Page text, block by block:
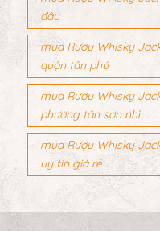
đâu
mua Rượu Whisky
quận tân phú
mua Rượu Whisky
phường tân sơn nhì
mua Rượu Whisky
uy tín giá rẻ